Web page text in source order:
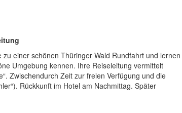
einer schönen Thüringer Wald Rundfahrt und lernen
Umgebung kennen. Ihre Reiseleitung vermittelt
Zwischendurch Zeit zur freien Verfügung und die
Rückkunft im Hotel am Nachmittag. Später